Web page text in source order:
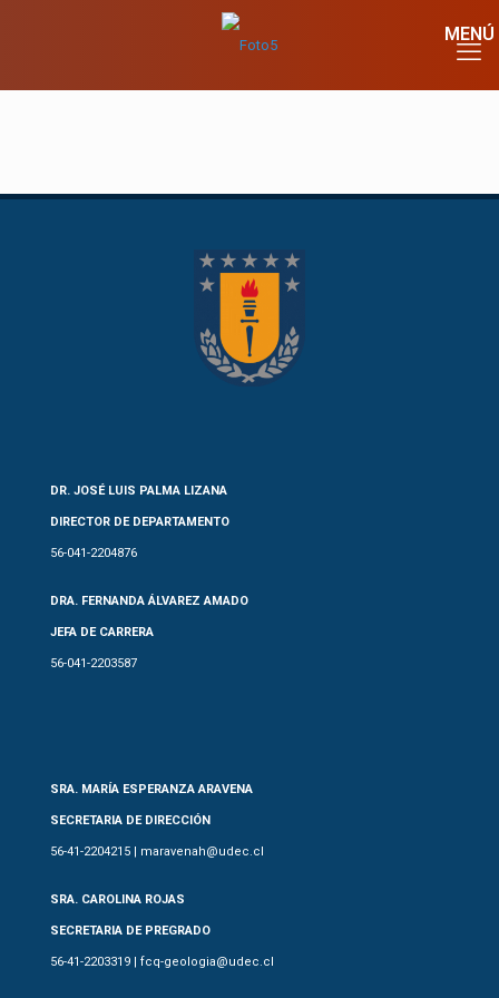
DR. JOSÉ LUIS PALMA LIZANA
DIRECTOR DE DEPARTAMENTO
56-041-2204876
DRA. FERNANDA ÁLVAREZ AMADO
JEFA DE CARRERA
56-041-2203587
SRA. MARÍA ESPERANZA ARAVENA
SECRETARIA DE DIRECCIÓN
56-41-2204215 | maravenah@udec.cl
SRA. CAROLINA ROJAS
SECRETARIA DE PREGRADO
56-41-2203319 | fcq-geologia@udec.cl